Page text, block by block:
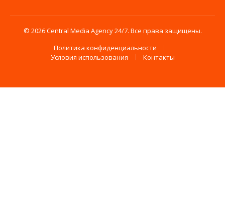
© 2026 Central Media Agency 24/7. Все права защищены.
Политика конфиденциальности
Условия использования
Контакты